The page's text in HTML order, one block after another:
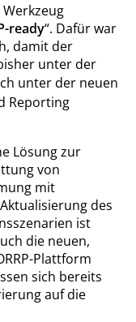
ready“. Dafür war
damit der
unter der
unter der neuen
Reporting
Lösung zur
von
mit
des
ist
die neuen,
Plattform
sich bereits
auf die